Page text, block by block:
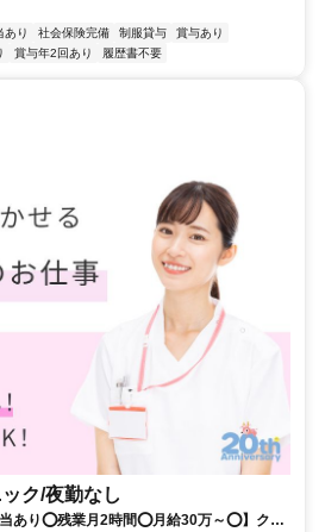
あり 社会保険完備 制服貸与
賞与あり
賞与年2回あり 履歴書不要
ク/夜勤なし
あり⭕残業月2時間⭕月給30万～⭕】クリ